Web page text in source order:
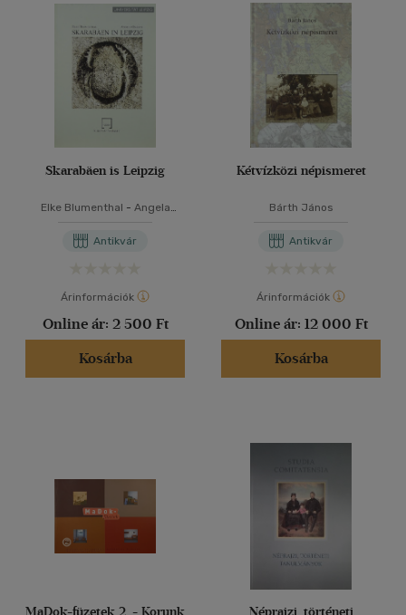
Skarabäen is Leipzig
Elke Blumenthal - Angela
Antikvár
Árinformációk
Online ár: 2 500 Ft
Kosárba
Kétvízközi népismeret
Bárth János
Antikvár
Árinformációk
Online ár: 12 000 Ft
Kosárba
MaDok-füzetek 2. - Korunk Néprajzi, történeti